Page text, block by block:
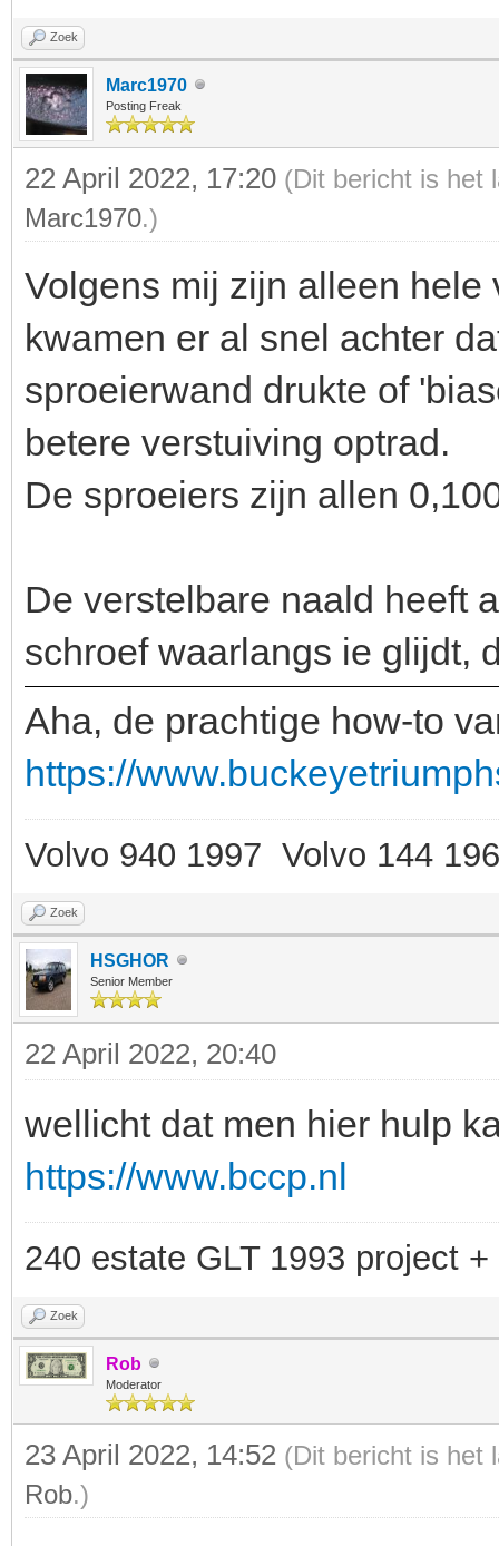
Zoek
Marc1970
Posting Freak
22 April 2022, 17:20 (Dit bericht is het
Marc1970.)
Volgens mij zijn alleen
kwamen er al snel achter
sproeierwand drukte of
betere verstuiving optrad.
De sproeiers zijn allen
De verstelbare naald heeft
schroef waarlangs ie glijdt,
Aha, de prachtige how-to
https://
Volvo 940 1997 Volvo 144
Zoek
HSGHOR
Senior Member
22 April 2022, 20:40
wellicht dat men hier hulp
https://www.bccp.nl
240 estate GLT 1993 project
Zoek
Rob
Moderator
23 April 2022, 14:52 (Dit bericht is het
Rob.)